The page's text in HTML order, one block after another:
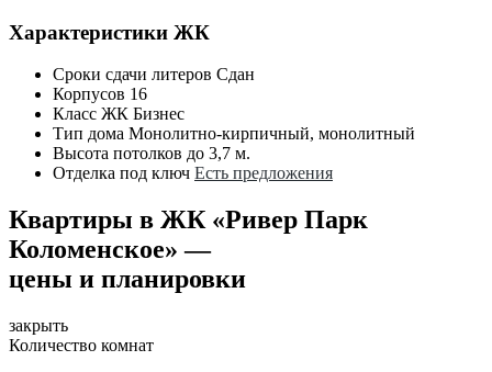
Характеристики ЖК
Сроки сдачи литеров Сдан
Корпусов 16
Класс ЖК Бизнес
Тип дома Монолитно-кирпичный, монолитный
Высота потолков до 3,7 м.
Отделка под ключ Есть предложения
Квартиры в ЖК «Ривер Парк
Коломенское» —
цены и планировки
закрыть
Количество комнат